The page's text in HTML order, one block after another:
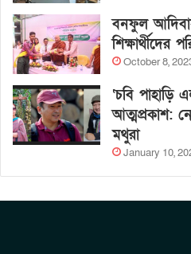
বনফুল
শিক্ষার্থীদের
October 8,
‘চবি
আত্মপ্রকাশ:
মথুরা
January 10,